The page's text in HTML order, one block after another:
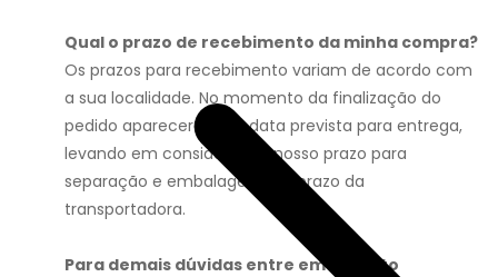
Qual o prazo de recebimento da minha compra?
Os prazos para recebimento variam de acordo com
a sua localidade. No momento da finalização do
pedido aparecerá uma data prevista para entrega,
levando em consideração nosso prazo para
separação e embalagem e o prazo da
transportadora.
Para demais dúvidas entre em contato